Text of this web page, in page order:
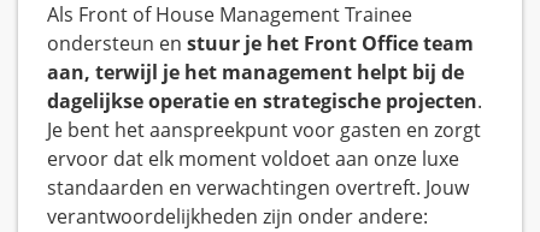
Als Front of House Management Trainee
ondersteun en stuur je het Front Office team
aan, terwijl je het management helpt bij de
dagelijkse operatie en strategische projecten.
Je bent het aanspreekpunt voor gasten en zorgt
ervoor dat elk moment voldoet aan onze luxe
standaarden en verwachtingen overtreft. Jouw
verantwoordelijkheden zijn onder andere: